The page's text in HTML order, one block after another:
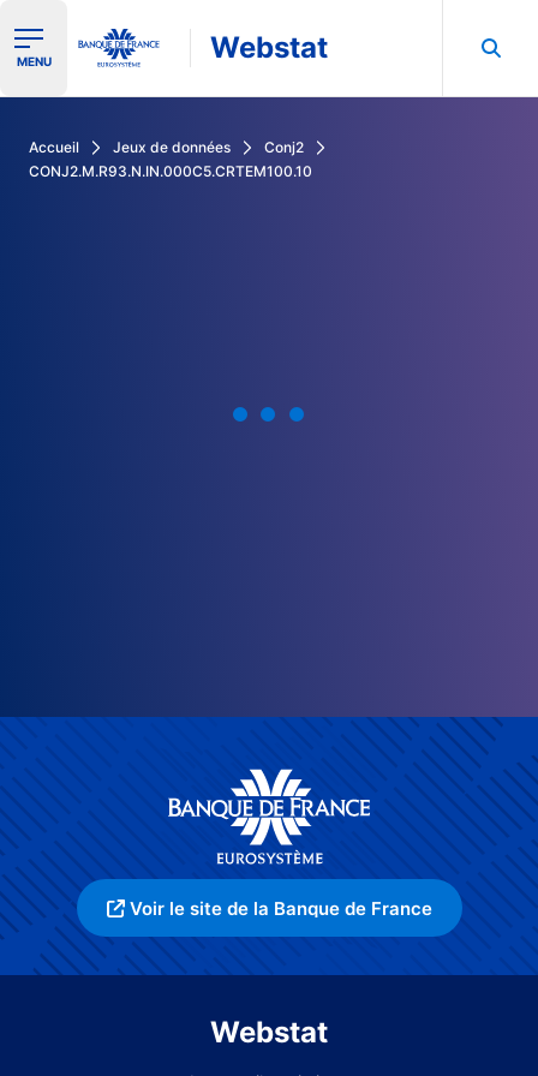
Ouvrir le menu de navigation
MENU Webstat
Accueil Jeux de données
Conj2
CONJ2.M.R93.N.IN.000C5.CRTEM100.10
Voir le site de la Banque de France
Webstat